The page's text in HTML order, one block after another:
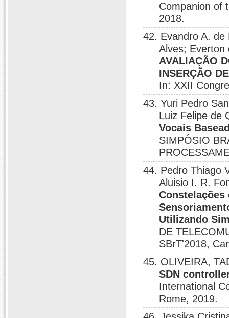
Companion of
2018.
42. Evandro A. de
Alves; Everton
AVALIAÇÃO
INSERÇÃO
In: XXII
43. Yuri Pedro
Luiz Felipe de
Vocais
SIMPÓSIO
44. Pedro Thiago
Aluisio I. R.
Constelações
Utilizando
DE
SBrT'2018,
45. OLIVEIRA,
SDN
International
Rome, 2019.